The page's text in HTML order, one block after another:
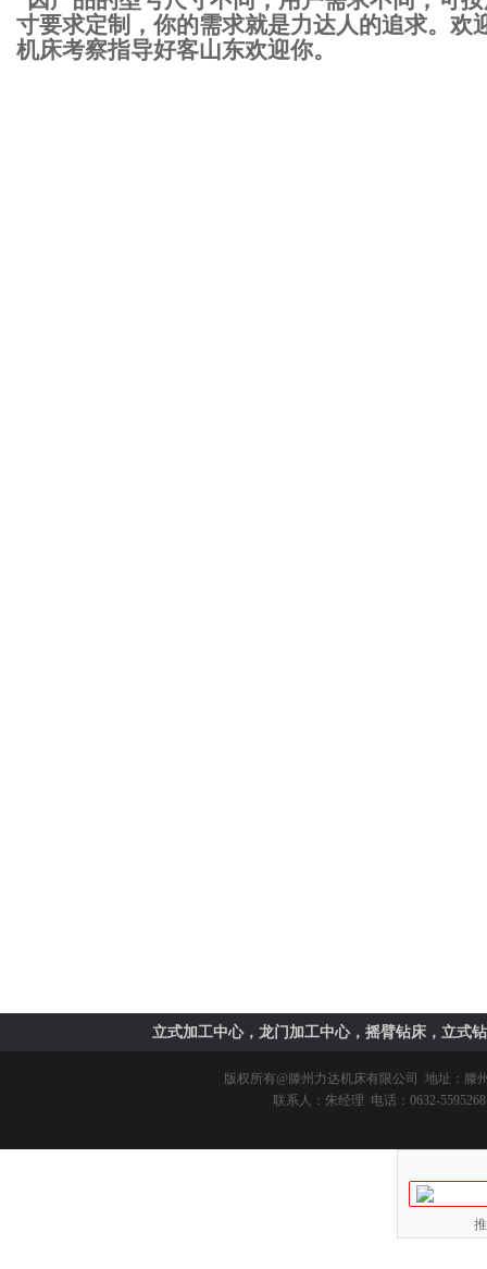
寸要求定制，你的需求就是力达人的追求。欢
机床考察指导好客山东欢迎你。
立式加工中心，龙门加工中心，摇臂钻床，立式
版权所有@滕州力达机床有限公司
地址：滕
联系人：朱经理 电话：0632-